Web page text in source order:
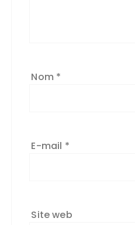
Nom *
E-mail *
Site web